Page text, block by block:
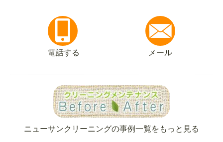
電話する メール
ニューサンクリーニングの事例一覧をもっと見る